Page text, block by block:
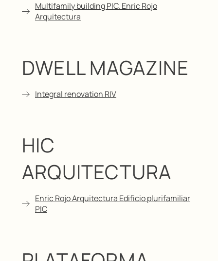
Multifamily building PIC. Enric Rojo
Arquitectura
DWELL MAGAZINE
Integral renovation RIV
HIC
ARQUITECTURA
Enric Rojo Arquitectura Edificio plurifamiliar
PIC